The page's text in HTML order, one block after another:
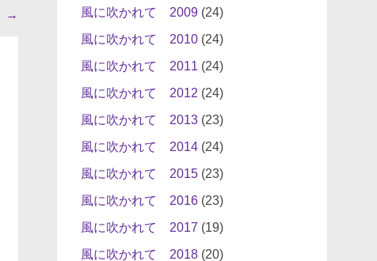
→
風に吹かれて 2009(24)
風に吹かれて 2010(24)
風に吹かれて 2011 (24)
風に吹かれて 2012 (24)
風に吹かれて 2013(23)
風に吹かれて 2014(24)
風に吹かれて 2015(23)
風に吹かれて 2016(23)
風に吹かれて 2017 (19)
風に吹かれて 2018(20)